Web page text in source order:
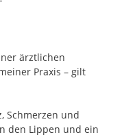
ärztlichen
Praxis – gilt
Schmerzen und
den Lippen und ein